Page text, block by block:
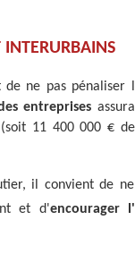
INTERURBAINS
ne pas pénaliser
entreprises
(soit 11 400 000 €
il convient de ne
et d'encourager